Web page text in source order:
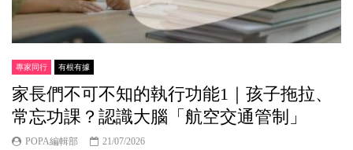
專家同行 有根有據
家長們不可不知的執行功能1｜孩子拖拉、
常忘功課？認識大腦「航空交通管制」
POPA編輯部 21/07/2026